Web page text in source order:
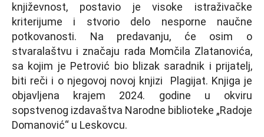
književnost, postavio je visoke istraživačke
kriterijume i stvorio delo nesporne naučne
potkovanosti. Na predavanju, će osim o
stvaralaštvu i značaju rada Momčila Zlatanovića,
sa kojim je Petrović bio blizak saradnik i prijatelј,
biti reči i o njegovoj novoj knjizi Plagijat. Knjiga je
objavlјena krajem 2024. godine u okviru
sopstvenog izdavaštva Narodne biblioteke „Radoje
Domanović“ u Leskovcu.